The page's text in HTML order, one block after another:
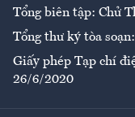
Tổng biên tập: Chử
Tổng thư ký tòa
Giấy phép Tạp chí
26/6/2020